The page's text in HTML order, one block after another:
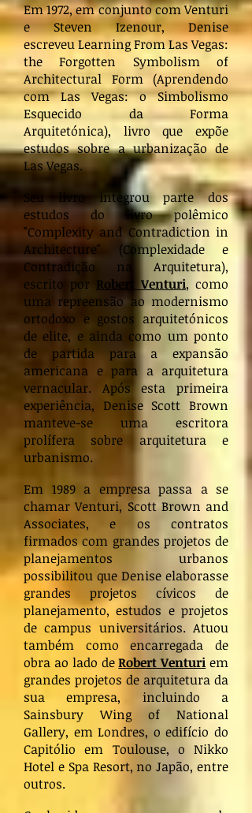
Em 1972, em conjunto com Venturi
e Steven Izenour, Denise
escreveu Learning From Las Vegas:
the Forgotten Symbolism of
Architectural Form (Aprendendo
com Las Vegas: o Simbolismo
Esquecido da Forma
Arquitetónica), livro que expõe
estudos sobre a urbanização de
Las Vegas.
Seu livro integrou parte dos
estudos do livro polêmico
"Complexity and Contradiction in
Architecture" (Complexidade e
Contradição na Arquitetura),
escrito por Robert Venturi, como
uma repreensão ao modernismo
ortodoxo e gostos arquitetónicos
de elite, e ainda como um ponto
de partida para a expansão
americana e para a arquitetura
vernacular. Após esta primeira
experiência, Denise Scott Brown
manteve-se uma escritora
prolífera sobre arquitetura e
urbanismo.
Em 1989 a empresa passa a se
chamar Venturi, Scott Brown and
Associates, e os contratos
firmados com grandes projetos de
planejamentos urbanos
possibilitou que Denise elaborasse
grandes projetos cívicos de
planejamento, estudos e projetos
de campus universitários. Atuou
também como encarregada de
obra ao lado deRobert Venturi em
grandes projetos de arquitetura da
sua empresa, incluindo a
Sainsbury Wing of National
Gallery, em Londres, o edifício do
Capitólio em Toulouse, o Nikko
Hotel e Spa Resort, no Japão, entre
outros.